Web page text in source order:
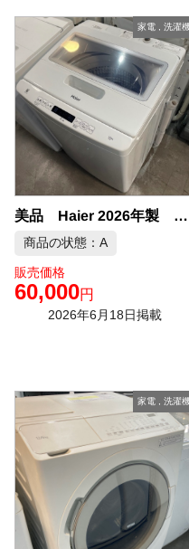
家電, 洗濯
美品 Haier 2026年製 10kg 洗濯機 中古品販売
商品の状態：A
販売価格
60,000円
2026年6月18日掲載
家電, 洗濯